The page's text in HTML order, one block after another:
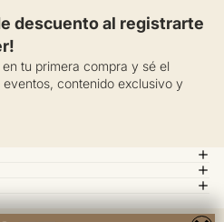
descuento al registrarte
tu primera compra y sé el
contenido exclusivo y